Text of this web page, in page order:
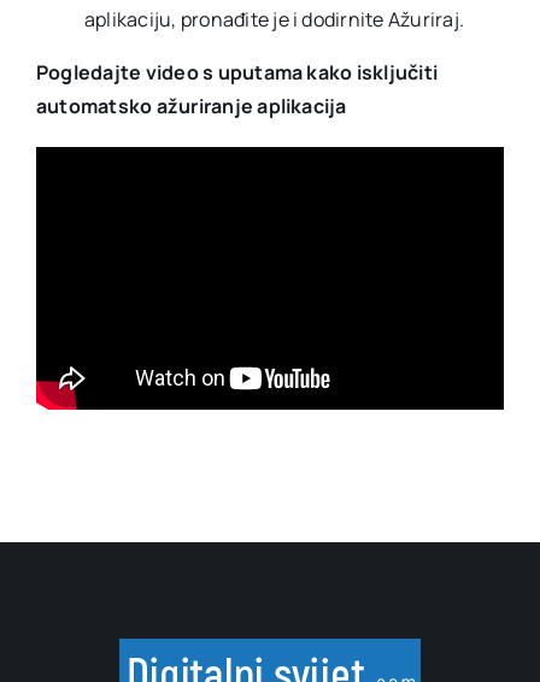
aplikaciju, pronađite je i dodirnite Ažuriraj.
Pogledajte video s uputama kako isključiti
automatsko ažuriranje aplikacija